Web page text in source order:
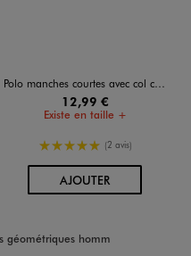
Polo manches courtes avec col contrastant homme
12,99 €
Existe en taille +
5/5 de moyenne
(2 avis)
AJOUTERAU PANIER
géométriques homm